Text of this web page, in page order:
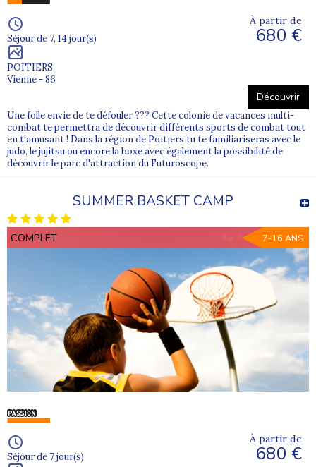
Séjour de 7, 14 jour(s)
POITIERS
Vienne - 86
À partir de
680 €
Découvrir
Une folle envie de te défouler ??? Cette colonie de vacances multi-
combat te permettra de découvrir différents sports de combat tout
en t'amusant ! Dans la région de Poitiers tu te familiariseras avec le
judo, le jujitsu ou encore la boxe avec également la possibilité de
découvrir le parc d'attraction du Futuroscope.
SUMMER BASKET CAMP
COMPLET 7-16 ANS
Séjour de 7 jour(s)
À partir de
680 €